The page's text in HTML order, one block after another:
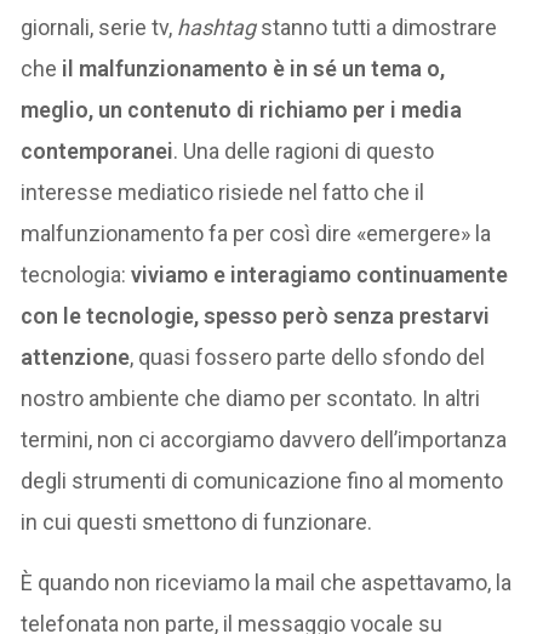
giornali, serie tv, hashtagstanno tutti a dimostrare
che il malfunzionamento è in sé un tema o,
meglio, un contenuto di richiamo per i media
contemporanei. Una delle ragioni di questo
interesse mediatico risiede nel fatto che il
malfunzionamento fa per così dire «emergere» la
tecnologia: viviamo e interagiamo continuamente
con le tecnologie, spesso però senza prestarvi
attenzione, quasi fossero parte dello sfondo del
nostro ambiente che diamo per scontato. In altri
termini, non ci accorgiamo davvero dell’importanza
degli strumenti di comunicazione fino al momento
in cui questi smettono di funzionare.
È quando non riceviamo la mail che aspettavamo, la
telefonata non parte, il messaggio vocale su